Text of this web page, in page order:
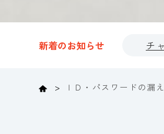
新着のお知らせ チ
HomeＩＤ・パスワードの漏